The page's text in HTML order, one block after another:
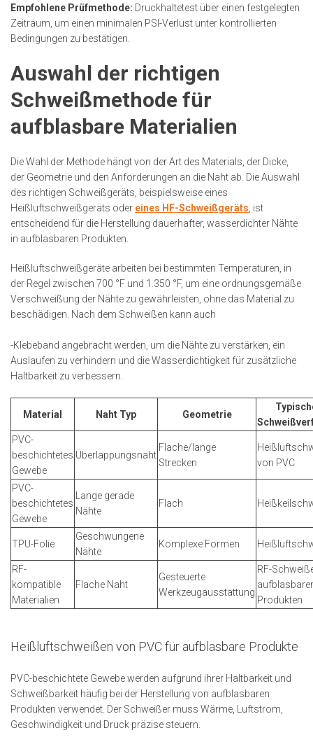
Empfohlene Prüfmethode: Druckhaltetest über einen festgelegten
Zeitraum, um einen minimalen PSI-Verlust unter kontrollierten
Bedingungen zu bestätigen.
Auswahl der richtigen
Schweißmethode für
aufblasbare Materialien
Die Wahl der Methode hängt von der Art des Materials, der Dicke,
der Geometrie und den Anforderungen an die Naht ab. Die Auswahl
des richtigen Schweißgeräts, beispielsweise eines
Heißluftschweißgeräts oder eines HF-Schweißgeräts , ist
entscheidend für die Herstellung dauerhafter, wasserdichter Nähte
in aufblasbaren Produkten.
Heißluftschweißgeräte arbeiten bei bestimmten Temperaturen, in
der Regel zwischen 700 °F und 1.350 °F, um eine ordnungsgemäße
Verschweißung der Nähte zu gewährleisten, ohne das Material zu
beschädigen. Nach dem Schweißen kann auch
-Klebeband angebracht werden, um die Nähte zu verstärken, ein
Auslaufen zu verhindern und die Wasserdichtigkeit für zusätzliche
Haltbarkeit zu verbessern.
Material Naht Typ Geometrie
PVC-
beschichtetes
Gewebe
Überlappungsnaht
Flache/lange
Strecken
von PVC
PVC-
beschichtetes
Gewebe
Lange gerade
Nähte
Flach
TPU-Folie
Geschwungene
Nähte
Komplexe Formen
RF-
kompatible
Materialien
Flache Naht
Gesteuerte
Werkzeugausstattung
RF-
Produkten
Heißluftschweißen von PVC für aufblasbare Produkte
PVC-beschichtete Gewebe werden aufgrund ihrer Haltbarkeit und
Schweißbarkeit häufig bei der Herstellung von aufblasbaren
Produkten verwendet. Der Schweißer muss Wärme, Luftstrom,
Geschwindigkeit und Druck präzise steuern.